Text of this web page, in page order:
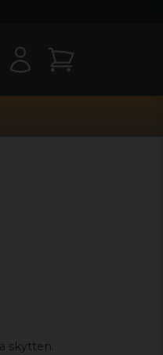
skytten.